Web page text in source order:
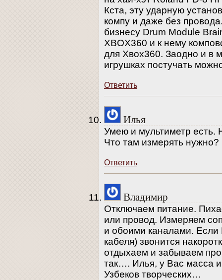
Кста, эту ударную
компу и даже без
бизнесу Drum Module
XBOX360 и к нему
для Хвох360. Заодно и в
игрушках постучать
Ответить
Илья
Умею и мультиметр есть.
Что там измерять нужно?
Ответить
Владимир
Отключаем питание.
или провод. Измеряем
и обоими каналами.
кабеля) звонится
отдыхаем и забываем
так…. Илья, у Вас масса
Узбеков творческих…